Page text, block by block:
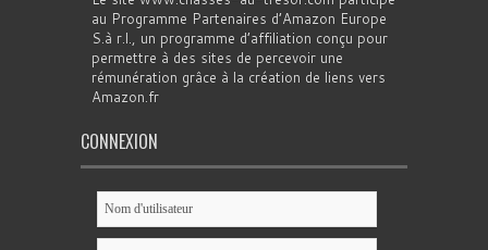
au Programme Partenaires d’Amazon Europe
S.à r.l., un programme d’affiliation conçu pour
permettre à des sites de percevoir une
rémunération grâce à la création de liens vers
Amazon.fr
CONNEXION